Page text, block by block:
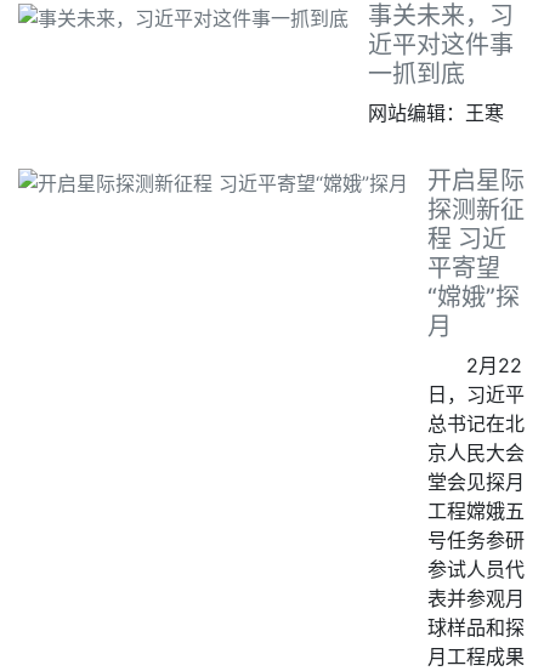
事关未来，习
近平对这件事
一抓到底
网站编辑：王寒
开启星际
探测新征
程 习近
平寄望
“嫦娥”探
月
2月22
日，习近平
总书记在北
京人民大会
堂会见探月
工程嫦娥五
号任务参研
参试人员代
表并参观月
球样品和探
月工程成果